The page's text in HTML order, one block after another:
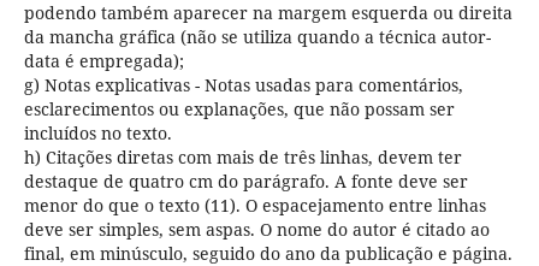
podendo também aparecer na margem esquerda ou direita
da mancha gráfica (não se utiliza quando a técnica autor-
data é empregada);
g) Notas explicativas - Notas usadas para comentários,
esclarecimentos ou explanações, que não possam ser
incluídos no texto.
h) Citações diretas com mais de três linhas, devem ter
destaque de quatro cm do parágrafo. A fonte deve ser
menor do que o texto (11). O espacejamento entre linhas
deve ser simples, sem aspas. O nome do autor é citado ao
final, em minúsculo, seguido do ano da publicação e página.